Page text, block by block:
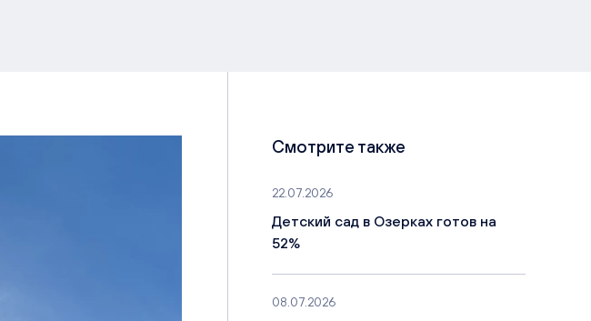
Смотрите также
22.07.2026
Детский сад в Озерках готов на
52%
08.07.2026